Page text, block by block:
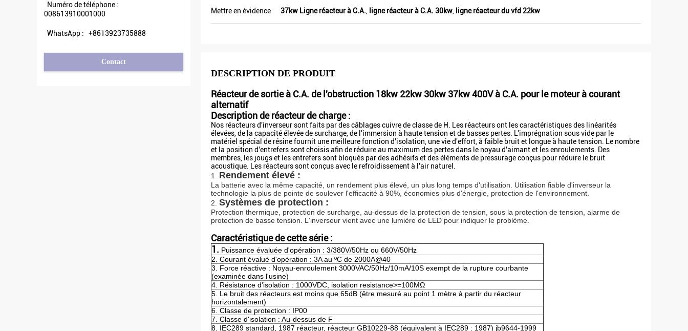
Numéro de téléphone :
008613910001000
WhatsApp : +8613923735888
Contact
Mettre en évidence 37kw Ligne réacteur à C.A. ligne réacteur à C.A. 30kw ligne réacteur du vfd 22kw
DESCRIPTION DE PRODUIT
Réacteur de sortie à C.A. de l'obstruction 18kw 22kw 30kw 37kw 400V à C.A. pour le moteur à courant
alternatif
Description de réacteur de charge :
Nos réacteurs d'inverseur sont faits par des câblages cuivre de classe de H. Les réacteurs ont les caractéristiques des linéarités
élevées, de la capacité élevée de surcharge, de l'immersion à haute tension et de basses pertes. L'imprégnation sous vide par le
matériel spécial de résine fournit une meilleure fonction d'isolation, une vie d'effort, à faible bruit et longue à haute tension. Le nombre
et la position d'entrefers sont choisis afin de réduire au maximum des pertes dans le noyau d'aimant et les enroulements. Des
membres, les jougs et les entrefers sont bloqués par des adhésifs et des éléments de pressurage conçus pour réduire le bruit
acoustique. Les réacteurs sont conçus avec le refroidissement à l'air naturel.
1. Rendement élevé :
La batterie avec la même capacité, un rendement plus élevé, un plus long temps d'utilisation. Utilisation fiable d'inverseur la
technologie la plus de pointe de soulever l'efficacité à 90%, économies plus d'énergie, protection de l'environnement.
2. Systèmes de protection :
Protection thermique, protection de surcharge, au-dessus de la protection de tension, sous la protection de tension, alarme de
protection de basse tension. L'inverseur vient avec une lumière de LED pour indiquer le problème.
Caractéristique de cette série :
1. Puissance évaluée d'opération : 3/380V/50Hz ou 660V/50Hz
2. Courant évalué d'opération : 3A au ºC de 2000A@40
3. Force réactive : Noyau-enroulement 3000VAC/50Hz/10mA/10S exempt de la rupture courbante
(examinée dans l'usine)
4. Résistance d'isolation : 1000VDC, isolation resistance>=100MΩ
5. Le bruit des réacteurs est moins que 65dB (être mesuré au point 1 mètre à partir du réacteur
horizontalement)
6. Classe de protection : IP00
7. Classe d'isolation : Au-dessus de F
8. IEC289 standard, 1987 réacteur, réacteur GB10229-88 (équivalent à IEC289 : 1987) jb9644-1999